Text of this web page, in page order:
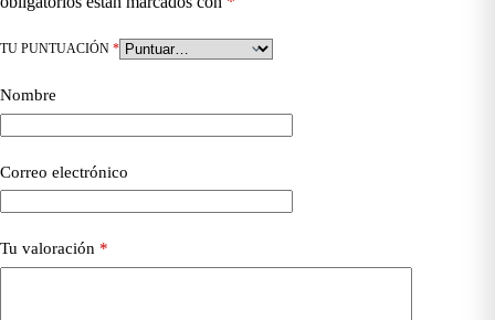
TU PUNTUACIÓN *
Nombre
Correo electrónico
Tu valoración *